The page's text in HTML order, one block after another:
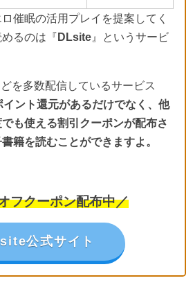
ロ催眠の活用プレイを提案してく
るのは『 DLsite 』というサービ
を多数配信しているサービス
イント還元があるだけでなく、他
も使える割引クーポンが配布さ
籍を読むことができますよ。
フクーポン配布中／
公式サイト